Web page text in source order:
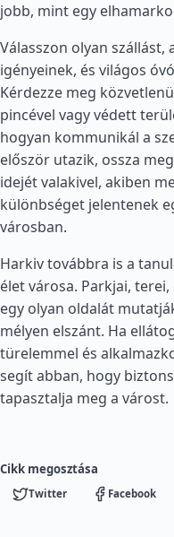
jobb, mint egy
Válasszon olyan szállást,
igényeinek, és világos
Kérdezze meg
pincével vagy védett
hogyan kommunikál a
először utazik, ossza
idejét valakivel, akiben
különbséget jelentenek
városban.
Harkiv továbbra is a
élet városa. Parkjai,
egy olyan oldalát
mélyen elszánt. Ha
türelemmel és
segít abban, hogy
tapasztalja meg a várost.
Cikk megosztása
Twitter Facebook